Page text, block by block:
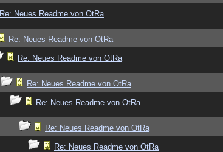
Re: Neues Readme von OtRa
Re: Neues Readme von OtRa
Re: Neues Readme von OtRa
Re: Neues Readme von OtRa
Re: Neues Readme von OtRa
Re: Neues Readme von OtRa
Re: Neues Readme von OtRa